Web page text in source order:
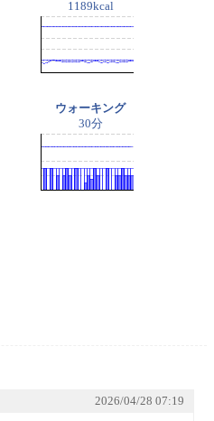
1189kcal
ウォーキング
30分
2026/04/28 07:19